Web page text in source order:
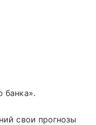
банка».
свои прогнозы